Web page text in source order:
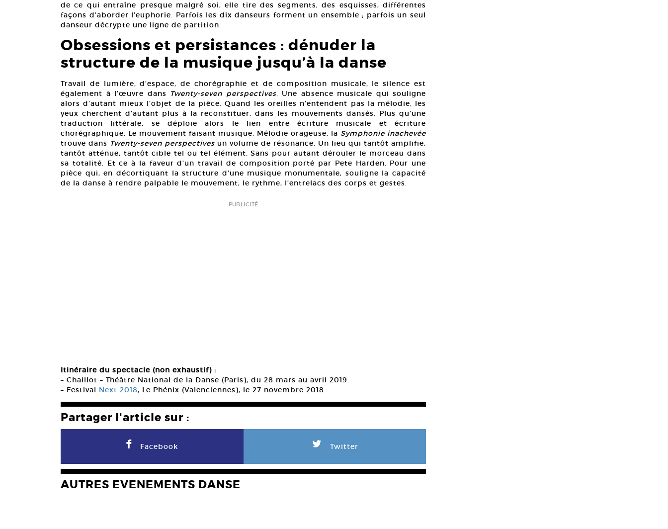
de ce qui entraîne presque malgré soi, elle tire des segments, des esquisses, différentes
façons d’aborder l’euphorie. Parfois les dix danseurs forment un ensemble ; parfois un seul
danseur décrypte une ligne de partition.
Obsessions et persistances : dénuder la
structure de la musique jusqu’à la danse
Travail de lumière, d’espace, de chorégraphie et de composition musicale, le silence est
également à l’œuvre dans
Twenty-seven perspectives. Une absence musicale qui souligne
alors d’autant mieux l’objet de la pièce. Quand les oreilles n’entendent pas la mélodie, les
yeux cherchent d’autant plus à la reconstituer, dans les mouvements dansés. Plus qu’une
traduction littérale, se déploie alors le lien entre écriture musicale et écriture
chorégraphique. Le mouvement faisant musique. Mélodie orageuse, la Symphonie inachevée
trouve dans Twenty-seven perspectives un volume de résonance. Un lieu qui tantôt amplifie,
tantôt atténue, tantôt cible tel ou tel élément. Sans pour autant dérouler le morceau dans
sa totalité. Et ce à la faveur d’un travail de composition porté par Pete Harden. Pour une
pièce qui, en décortiquant la structure d’une musique monumentale, souligne la capacité
de la danse à rendre palpable le mouvement, le rythme, l’entrelacs des corps et gestes.
PUBLICITÉ
Itinéraire du spectacle (non exhaustif) :
– Chaillot – Théâtre National de la Danse (Paris), du 28 mars au avril 2019.
– Festival Next 2018, Le Phénix (Valenciennes), le 27 novembre 2018.
Partager l'article sur :
F Facebook L Twitter
AUTRES EVENEMENTS DANSE